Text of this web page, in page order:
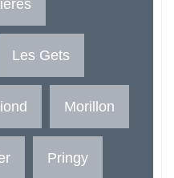
Les Gets
Morillon
Pringy